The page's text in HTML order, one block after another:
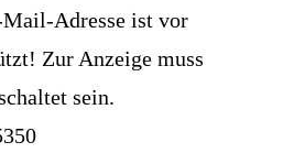
Mail-Adresse ist vor
Zur Anzeige muss
sein.